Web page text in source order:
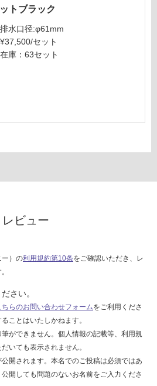
トブラック
排水口径:φ61mm
¥37,500/セット
在庫：63セット
レビュー
ー）の利用規約第10条をご確認いただき、レ
さい。
ちらのお問い合わせフォームをご利用くださ
ことはいたしかねます。
ができません。個人情報の記載等、利用規
いても表示されません。
開されます。本名でのご投稿は必須ではあ
開しても問題のないお名前をご入力くださ